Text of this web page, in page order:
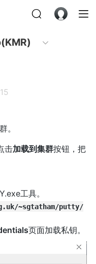
。
击加载到集群按钮，把
工具。
~sgtatham/putty/
页面加载私钥。